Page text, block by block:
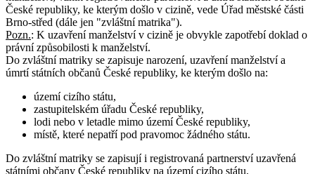
České republiky, ke kterým došlo v cizině, vede Úřad městské části
Brno-střed (dále jen "zvláštní matrika").
Pozn.: K uzavření manželství v cizině je obvykle zapotřebí doklad o
právní způsobilosti k manželství.
Do zvláštní matriky se zapisuje narození, uzavření manželství a
úmrtí státních občanů České republiky, ke kterým došlo na:
území cizího státu,
zastupitelském úřadu České republiky,
lodi nebo v letadle mimo území České republiky,
místě, které nepatří pod pravomoc žádného státu.
Do zvláštní matriky se zapisují i registrovaná partnerství uzavřená
státními občany České republiky na území cizího státu.